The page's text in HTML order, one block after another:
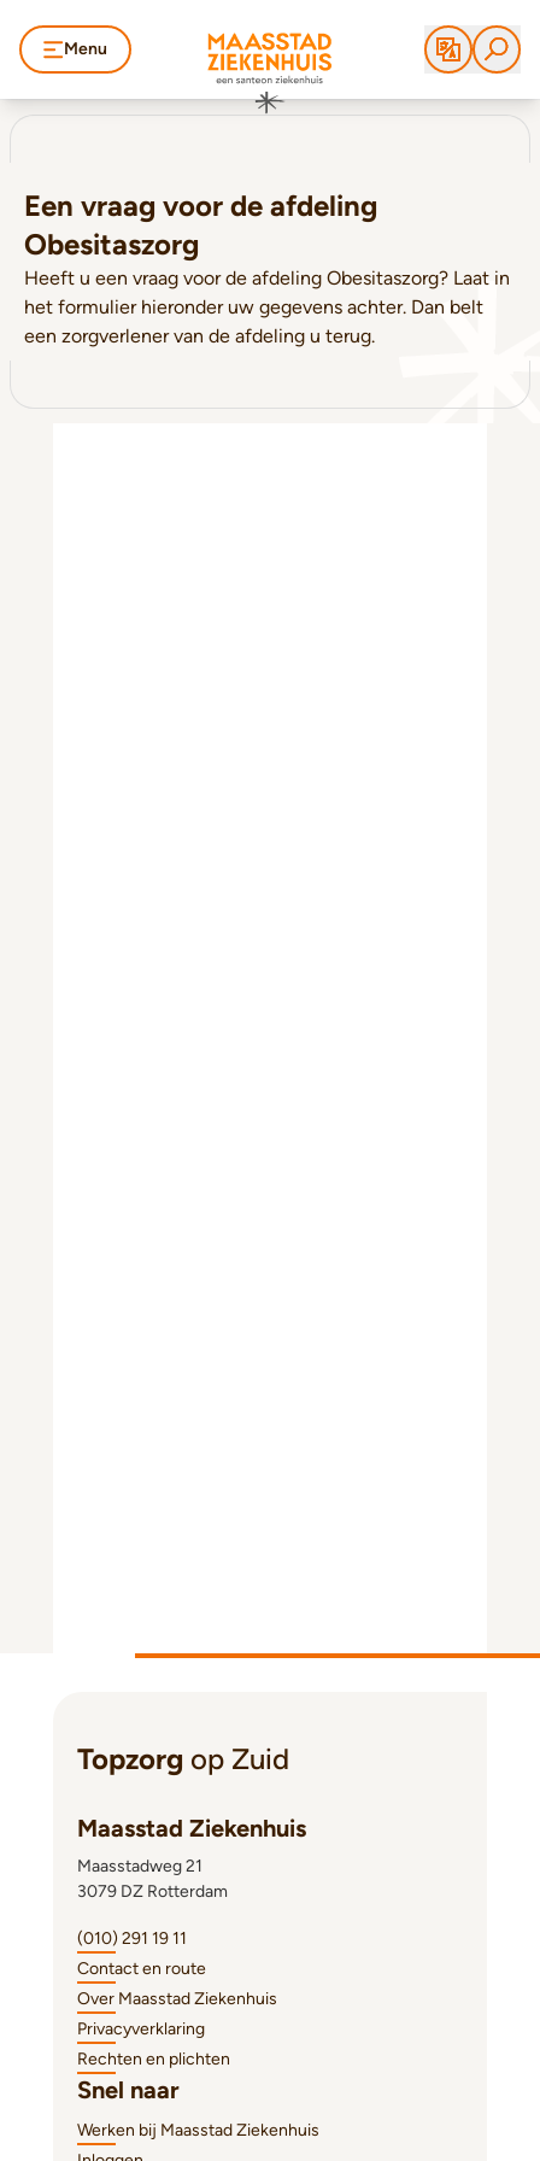
Menu
Een vraag voor de afdeling
Obesitaszorg
Heeft u een vraag voor de afdeling Obesitaszorg? Laat in
het formulier hieronder uw gegevens achter. Dan belt
een zorgverlener van de afdeling u terug.
Topzorg op Zuid
Maasstad Ziekenhuis
Maasstadweg 21
3079 DZ Rotterdam
(010) 291 19 11
Contact en route
Over Maasstad Ziekenhuis
Privacyverklaring
Rechten en plichten
Snel naar
Werken bij Maasstad Ziekenhuis